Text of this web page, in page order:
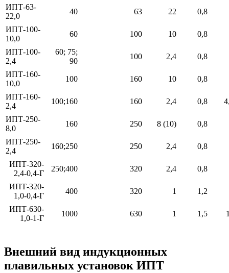
ИПТ-63-
22,0
40 63 22 0,8
ИПТ-100-
10,0
60 100 10 0,8
ИПТ-100-
2,4
60; 75;
90
100 2,4 0,8
ИПТ-160-
10,0
100 160 10 0,8
ИПТ-160-
2,4
100;160 160 2,4 0,8
ИПТ-250-
8,0
160 250 8 (10) 0,8
ИПТ-250-
2,4
160;250 250 2,4 0,8
ИПТ-320-
2,4-0,4-Г
250;400 320 2,4 0,8
ИПТ-320-
1,0-0,4-Г
400 320 1 1,2
ИПТ-630-
1,0-1-Г
1000 630 1 1,5
Внешний вид индукционных
плавильных установок ИПТ